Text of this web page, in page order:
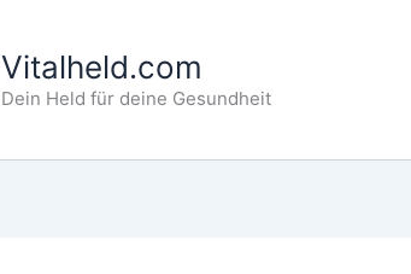
Vitalheld.com
Dein Held für deine Gesundheit